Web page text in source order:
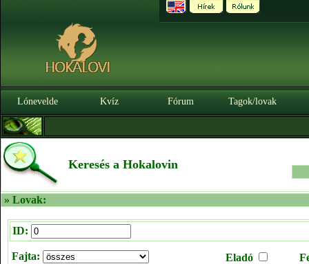
Lónevelde Kvíz Fórum Tagok/lovak
Keresés a Hokalovin
» Lovak:
ID:
Fajta: Eladó